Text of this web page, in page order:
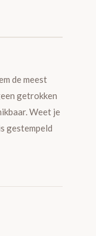
de meest
getrokken
Weet je
gestempeld